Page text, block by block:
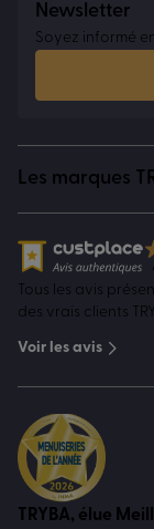
Newsletter
Soyez informé
Les marques
Tous les avis
des vrais clients
Voir les avis
TRYBA, élue